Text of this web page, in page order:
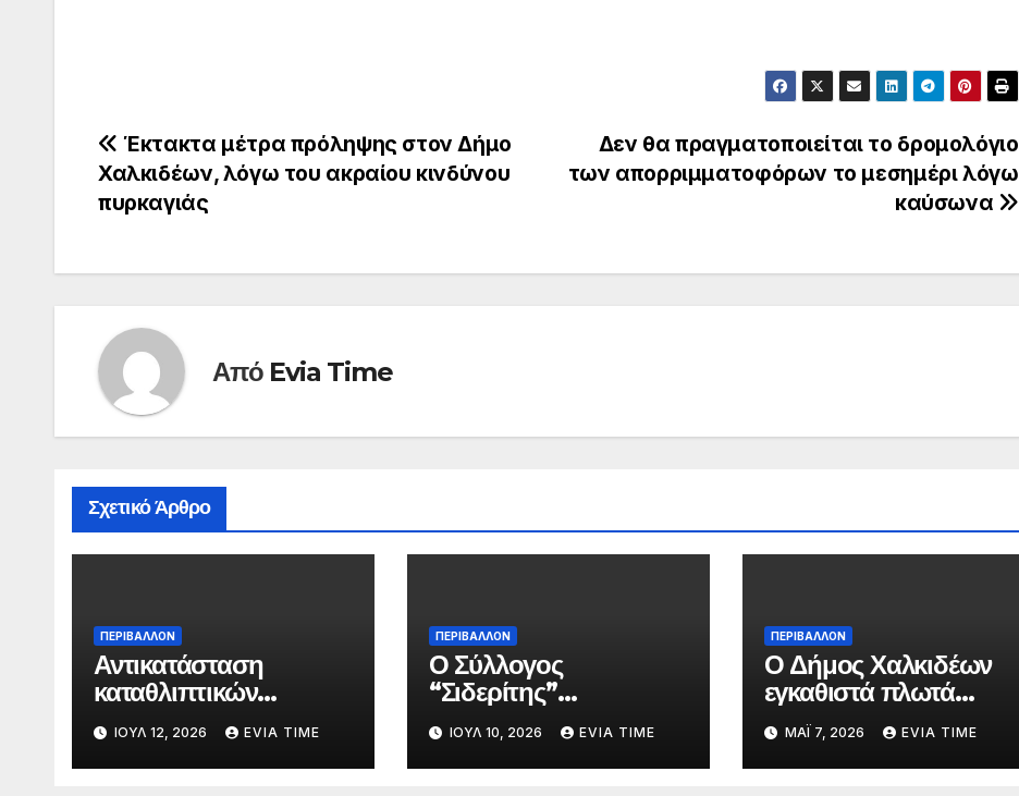
Πλοήγηση
άρθρων
Δεν θα πραγματοποιείται το δρομολόγιο
των απορριμματοφόρων το μεσημέρι λόγω
καύσωνα
Έκτακτα μέτρα πρόληψης στον Δήμο
Χαλκιδέων, λόγω του ακραίου κινδύνου
πυρκαγιάς
Από Evia Time
Σχετικό Άρθρο
ΠΕΡΙΒΑΛΛΟΝ
Αντικατάσταση
καταθλιπτικών
αγωγών αποχέτευσης
στη Χαλκίδα τον
Αύγουστο
ΙΟΎΛ 12, 2026 EVIA TIME
ΠΕΡΙΒΑΛΛΟΝ
Ο Σύλλογος
“Σιδερίτης”
ενημερώνει για την
προστασία
προσωπικών
ΙΟΎΛ 10, 2026 EVIA TIME
ΠΕΡΙΒΑΛΛΟΝ
Ο Δήμος Χαλκιδέων
εγκαθιστά πλωτά
προστατευτικά
φράγματα στις
παραλίες του
ΜΆΙ 7, 2026 EVIA TIME